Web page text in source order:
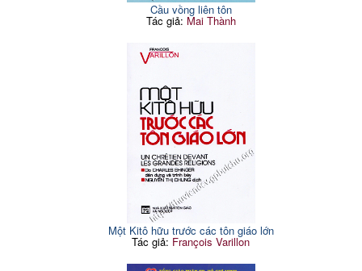
Cầu vồng liên tôn
Tác giả: Mai Thành
Một Kitô hữu trước các tôn giáo lớn
Tác giả: François Varillon